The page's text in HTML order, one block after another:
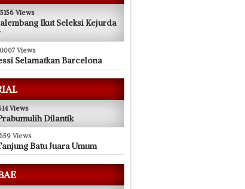
5156 Views
Ikut Seleksi Kejurda
Views
Selamatkan Barcelona
Views
Dilantik
Views
Batu Juara Umum